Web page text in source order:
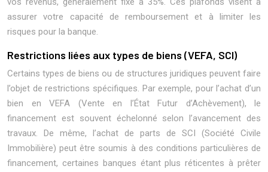
assurer votre capacité de remboursement et à limiter les
risques pour la banque.
Restrictions liées aux types de biens (VEFA, SCI)
Certains types de biens ou de structures juridiques peuvent faire
l’objet de restrictions spécifiques. Par exemple, pour l’achat d’un
bien en VEFA (Vente en l’État Futur d’Achèvement), le
financement est souvent échelonné selon l’avancement des
travaux. De même, l’achat de parts de SCI (Société Civile
Immobilière) peut être soumis à des conditions particulières de
financement, certaines banques étant plus réticentes à prêter